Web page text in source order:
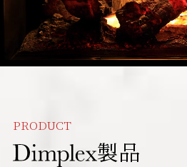
PRODUCT
製品